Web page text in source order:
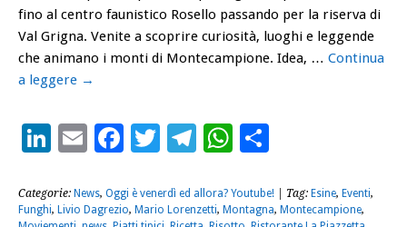
fino al centro faunistico Rosello passando per la riserva di
Val Grigna. Venite a scoprire curiosità, luoghi e leggende
che animano i monti di Montecampione. Idea, … Continua
a leggere →
LinkedIn
EmailFacebook
Twitter
Telegram
WhatsApp
Categorie: News, Oggi è venerdì ed allora? Youtube! | Tag: Esine, Eventi,
Funghi, Livio Dagrezio, Mario Lorenzetti, Montagna, Montecampione,